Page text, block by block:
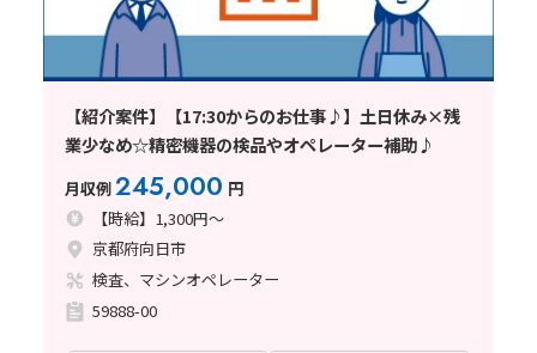
【紹介案件】【17:30からのお仕事♪】土日休み×残
業少なめ☆精密機器の検品やオペレーター補助♪
月収例245,000 円
【時給】1,300円～
京都府向日市
検査、マシンオペレーター
59888-00